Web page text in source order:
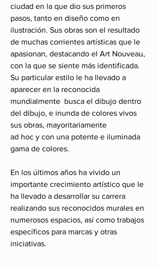
ciudad en la que dio sus primeros
pasos, tanto en diseño como en
ilustración. Sus obras son el resultado
de muchas corrientes artísticas que le
apasionan, destacando el Art Nouveau,
con la que se siente más identificada.
Su particular estilo le ha llevado a
aparecer en la reconocida
mundialmente  busca el dibujo dentro
del dibujo, e inunda de colores vivos
sus obras, mayoritariamente
ad hoc y con una potente e iluminada
gama de colores.
En los últimos años ha vivido un
importante crecimiento artístico que le
ha llevado a desarrollar su carrera
realizando sus reconocidos murales en
numerosos espacios, así como trabajos
específicos para marcas y otras
iniciativas.